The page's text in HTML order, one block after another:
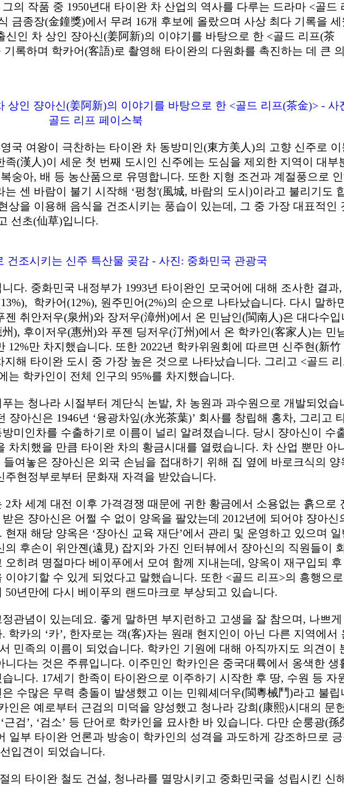
의 작품 중 1950년대 타이완 차 산업의 역사를 다루는 드라마 <골드
금종장(金鐘獎)에서 무려 16개 후보에 올랐으며 사상 최다 기록을 세
신인 차 상인 쟝아신(姜阿新)의 이야기를 바탕으로 한 <골드 리프(茶
록하며 학카어(客語)로 촬영해 타이완의 다원화를 촉진하는 데 큰 의
상인 쟝아신(姜阿新)의 이야기를 바탕으로 한 <골드 리프(茶金)> - 사
골드 리프 페이스북
국 여왕이 극찬하는 타이완 차 ​동방미인(東方美人)의 고향 신주로 이
(漢人)이 세운 첫 번째 도시인 신주에는 도심을 제외한 지역이 대부
숭아, 배 등 농산품으로 유명합니다. 또한 지형 조건과 계절풍으로 인
는 센 바람이 불기 시작해 ‘펑청'(風城, 바람의 도시)이라고 불리기도
상을 이용해 음식을 건조시키는 풍습이 있는데, 그 중 가장 대표적인
선초(仙草)입니다.
건조시키는 신주 특산물 곶감 - 사진: 중화민국 관광국
다. 중화민국 내정부가 1993년 타이완인 모국어에 대해 조사한 결과,
학카어(12%), 원주민어(2%)의 순으로 나타났습니다. 다시 말하
취안저우(泉州)와 장저우(漳州)에서 온 민남인(閩南人)은 대다수입
), 후이저우(惠州)와 푸젠 딩저우(汀州)에서 온 학카인(客家人)는 민
12%만 차지했습니다. 또한 2022년 학카위원회에 따르면 신주현(新竹
지해 타이완 도시 중 가장 높은 것으로 나타났습니다. 그리고 <골드
는 학카인이 전체 인구의 95%를 차지했습니다.
는 청나라 시절부터 계단식 논밭, 차 농원과 과수원으로 개발되었습
쟝아신은 1946년 ‘융광차잎(永光茶葉)’ 회사를 창립해 홍차, 그리고
미인차를 수출하기로 이름이 널리 알려졌습니다. 당시 쟝아신이 수
차치했을 만큼 타이완 차의 황금시대를 열렸습니다. 차 산업 뿐만 아니
여놓은 쟝아신은 외국 손님을 접대하기 위해 집 옆에 바로크식의 양
주현정부로부터 문화재 자격을 받았습니다.
차 세계 대전 이후 가격경쟁 때문에 귀한 황금에서 소용없는 흙으로
은 쟝아신은 어쩔 수 없이 양옥을 팔았는데 2012년에 되어야 쟝아신
재 해당 양옥은 ‘쟝아신 교육 재단’에서 관리 및 운영하고 있으며 일
후손이 위안졘(遠見) 잡지와 가진 인터뷰에서 쟝아신의 직원들이 회
히려 명절마다 베이푸에서 모여 함께 지내는데, 양옥이 재구입되 후
야기할 수 있게 되었다고 말했습니다. 또한 <골드 리프>의 흥행으로
년만에 다시 베이푸의 랜드마크로 부상되고 있습니다.
관념이 있는데요. 좋게 말하면 부지런하고 고생을 잘 참으며, 나쁘게
학카의 ‘카’, 한자로는 객(客)자는 원래 현지인이 아닌 다른 지역에서
민족의 이름이 되었습니다. 학카인 기원에 대해 아직까지도 의견이
다는 것은 주류입니다. 이주민인 학카인은 중국대륙에서 옹색한 생
니다. 17세기 한족이 타이완으로 이주하기 시작한 후 땅, 수원 등 자
수많은 무력 충돌이 발생했고 이는 민웨셰더우(閩粵械鬥)라고 불립
인은 예로부터 근검의 미덕을 양성했고 청나라 강희(康熙)시대의 문
근검’, ‘검소’ 등 단어로 학카인을 묘사한 바 있습니다. 다만 순룽광(孫
일부 타이완 언론과 방송이 학카인의 성격을 과도하게 강조하므로 긍
입견이 되었습니다.
의 타이완 철도 건설, 청나라를 멸망시키고 중화민국을 성립시킨 신해